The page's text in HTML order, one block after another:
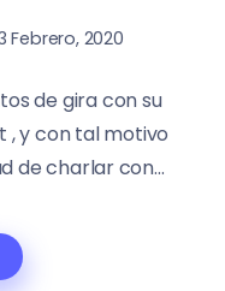
Febrero, 2020
de gira con su
, y con tal motivo
de charlar con...